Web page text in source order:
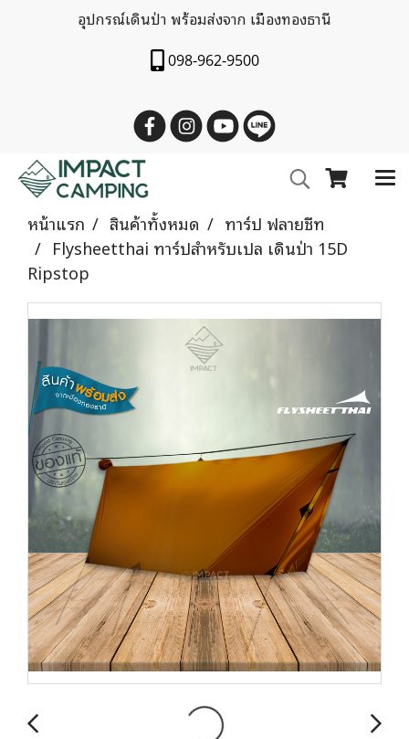
อุปกรณ์เดินป่า พร้อมส่งจาก เมืองทองธานี
098-962-9500
หน้าแรก สินค้าทั้งหมด
ทาร์ป ฟลายชีท
Flysheetthai ทาร์ปสำหรับเปล เดินป่า 15D
Ripstop